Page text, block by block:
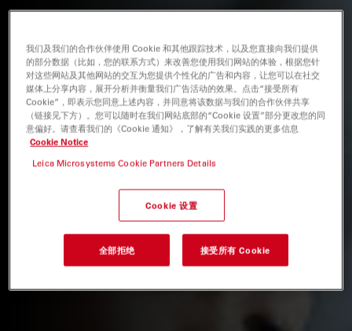
我们及我们的合作伙伴使用 Cookie 和其他跟踪技术，以及您直接向我们提供
的部分数据（比如，您的联系方式）来改善您使用我们网站的体验，根据您针
对这些网站及其他网站的交互为您提供个性化的广告和内容，让您可以在社交
媒体上分享内容，展开分析并衡量我们广告活动的效果。点击“接受所有
Cookie”，即表示您同意上述内容，并同意将该数据与我们的合作伙伴共享
（链接见下方）。您可以随时在我们网站底部的“Cookie 设置”部分更改您的同
意偏好。请查看我们的《Cookie 通知》，了解有关我们实践的更多信息
Cookie Notice
Leica Microsystems Cookie Partners Details
Cookie 设置
全部拒绝 接受所有 Cookie